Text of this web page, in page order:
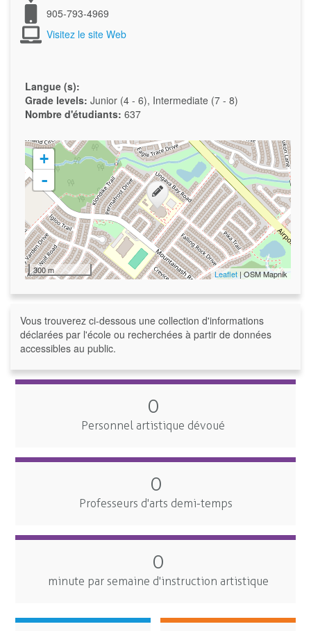
905-793-4969
Visitez le site Web
Langue (s):
Grade levels: Junior (4 - 6), Intermediate (7 - 8)
Nombre d'étudiants: 637
+
-
300 m Leaflet | OSM Mapnik
Vous trouverez ci-dessous une collection d'informations
déclarées par l'école ou recherchées à partir de données
accessibles au public.
0
Personnel artistique dévoué
0
Professeurs d'arts demi-temps
0
minute par semaine d'instruction artistique